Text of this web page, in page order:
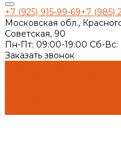
+7 (925) 915-99-69+7 (985)
Московская обл.,
Советская, 90
Пн-Пт: 09:00-19:00 Cб-
Заказать звонок